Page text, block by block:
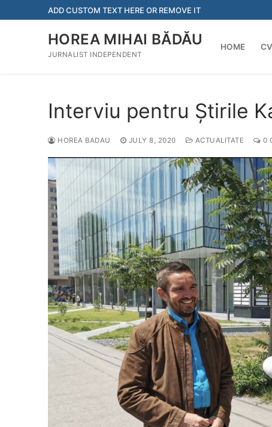
to
ADD CUSTOM TEXT HERE OR REMOVE IT
HOREA MIHAI BĂDĂU
JURNALIST INDEPENDENT
HOME
Interviu pentru Știrile
HOREA BADAU JULY 8, 2020 ACTUALITATE 0